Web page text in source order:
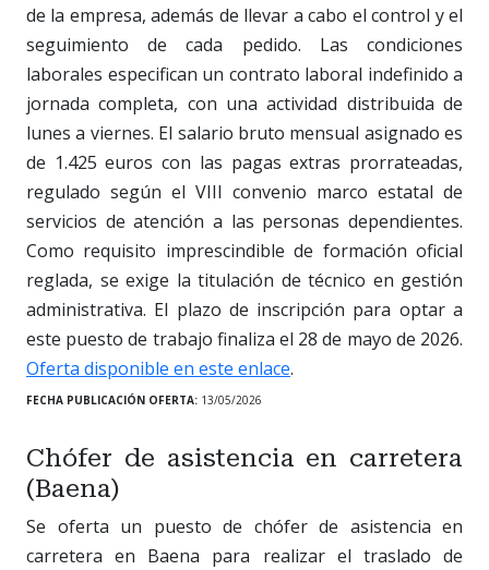
de la empresa, además de llevar a cabo el control y el
seguimiento de cada pedido. Las condiciones
laborales especifican un contrato laboral indefinido a
jornada completa, con una actividad distribuida de
lunes a viernes. El salario bruto mensual asignado es
de 1.425 euros con las pagas extras prorrateadas,
regulado según el VIII convenio marco estatal de
servicios de atención a las personas dependientes.
Como requisito imprescindible de formación oficial
reglada, se exige la titulación de técnico en gestión
administrativa. El plazo de inscripción para optar a
este puesto de trabajo finaliza el 28 de mayo de 2026.
Oferta disponible en este enlace.
FECHA PUBLICACIÓN OFERTA: 13/05/2026
Chófer de asistencia en carretera
(Baena)
Se oferta un puesto de chófer de asistencia en
carretera en Baena para realizar el traslado de